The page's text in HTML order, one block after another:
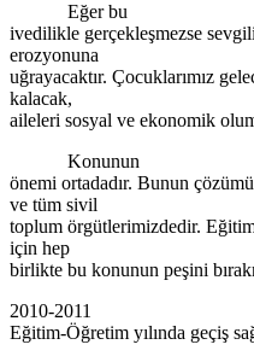
Eğer bu
ivedilikle gerçekleşmezse
erozyonuna
uğrayacaktır. Çocuklarımız
kalacak,
aileleri sosyal ve ekonomik
Konunun
önemi ortadadır. Bunun
ve tüm sivil
toplum örgütlerimizdedir.
için hep
birlikte bu konunun peşini
2010-2011
Eğitim-Öğretim yılında geçiş